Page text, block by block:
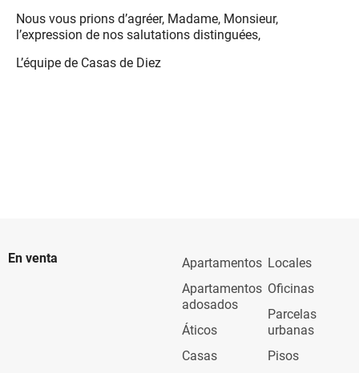
Nous vous prions d’agréer, Madame, Monsieur,
l’expression de nos salutations distinguées,
L’équipe de Casas de Diez
En venta
Apartamentos
Apartamentos
adosados
Áticos
Casas
Locales
Oficinas
Parcelas
urbanas
Pisos